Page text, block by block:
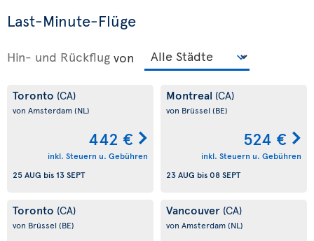
Last-Minute-Flüge
Hin- und Rückflug von
Toronto (CA)
von Amsterdam(NL)
442 €
inkl. Steuern u. Gebühren
25 AUG bis 13 SEPT
Montreal (CA)
von Brüssel (BE)
524 €
inkl. Steuern u. Gebühren
23 AUG bis08 SEPT
Toronto (CA)
von Brüssel (BE)
Vancouver (CA)
von Amsterdam(NL)